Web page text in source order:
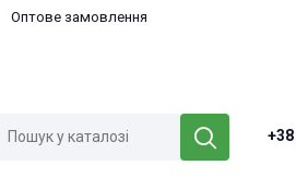
Оптове замовлення